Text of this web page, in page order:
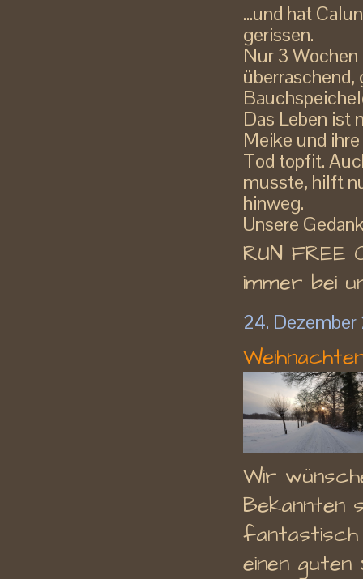
...und hat
gerissen.
Nur 3
Das Leben ist
Meike und
Tod topfit.
musste, hilft
hinweg.
Unsere
RUN FREE
immer bei
24. Dezember
Wir
Bekannten
fantastisch
einen